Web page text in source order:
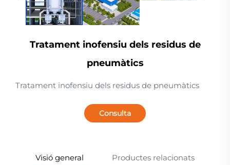
Tratament inofensiu dels residus de
pneumàtics
Tratament inofensiu dels residus de pneumàtics
Consulta
Visió general Productes relacionats